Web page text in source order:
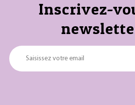
Inscrivez-
Saisissez votre email